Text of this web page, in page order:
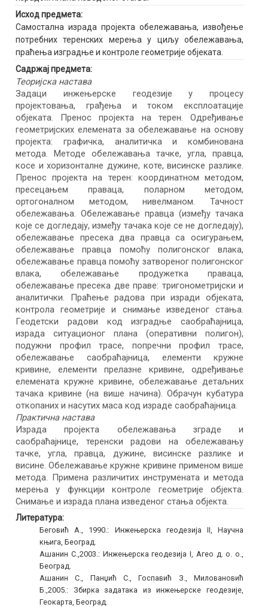
Исход предмета:
Самостална израда пројекта обележавања, извођење
потребних теренских мерења у циљу обележавања,
праћења изградње и контроле геометрије објеката.
Садржај предмета:
Теоријска настава
Задаци инжењерске геодезије у процесу
пројектовања, грађења и током експлоатације
објеката. Пренос пројекта на терен. Одређивање
геометријских елемената за обележавање на основу
пројекта: графичка, аналитичка и комбинована
метода. Методе обележавања тачке, угла, правца,
косе и хоризонталне дужине, коте, висинске разлике.
Пренос пројекта на терен: координатном методом,
пресецањем праваца, поларном методом,
ортогоналном методом, нивелманом. Тачност
обележавања. Обележавање правца (између тачака
које се догледају, између тачака које се не догледају),
обележавање пресека два правца са осигурањем,
обележавање правца помоћу полигонског влака,
обележавање правца помоћу затвореног полигонског
влака, обележавање продужетка праваца,
обележавање пресека две праве: тригонометријски и
аналитички. Праћење радова при изради објеката,
контрола геометрије и снимање изведеног стања.
Геодетски радови код изградње саобраћајница,
израда ситуационог плана (оперативни полигон),
подужни профил трасе, попречни профил трасе,
обележавање саобраћајница, елементи кружне
кривине, елементи прелазне кривине, одређивање
елемената кружне кривине, обележавање детаљних
тачака кривине (на више начина). Обрачун кубатура
откопаних и насутих маса код израде саобраћајница.
Практична настава
Израда пројекта обележавања зграде и
саобраћајнице, теренски радови на обележавању
тачке, угла, правца, дужине, висинске разлике и
висине. Обележавање кружне кривине применом више
метода. Примена различитих инструмената и метода
мерења у функцији контроле геометрије објекта.
Снимање и израда плана изведеног стања објекта.
Литература:
Беговић А., 1990.: Инжењерска геодезија II, Научна
књига, Београд.
Ашанин С.,2003.: Инжењерска геодезија I, Агео д. о. о.,
Београд.
Ашанин С., Панџић С., Госпавић З., Миловановић
Б.,2005.: Збирка задатака из инжењерске геодезије,
Геокарта, Београд.